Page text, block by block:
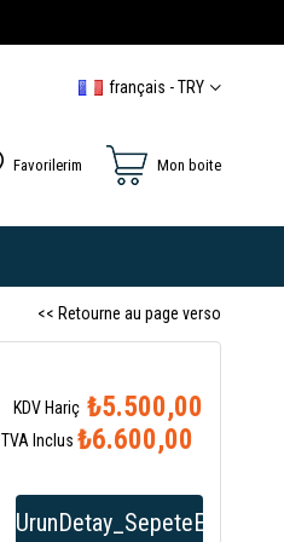
français - TRY
Mon boite
Favorilerim
<< Retourne au page verso
₺5.500,00
TVA Inclus ₺6.600,00